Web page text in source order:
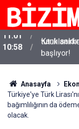
10:58
Kanlı
başlıyor!
Anasayfa
Türkiye'ye Türk
bağımlılığının da
olacak.